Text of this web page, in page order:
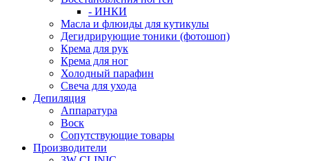
- ИНКИ
Масла и флюиды для кутикулы
Дегидрирующие тоники (фотошоп)
Крема для рук
Крема для ног
Холодный парафин
Свеча для ухода
Депиляция
Аппаратура
Воск
Сопутствующие товары
Производители